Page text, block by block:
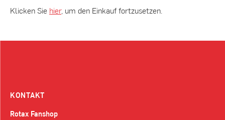
Klicken Sie hier, um den Einkauf fortzusetzen.
KONTAKT
Rotax Fanshop